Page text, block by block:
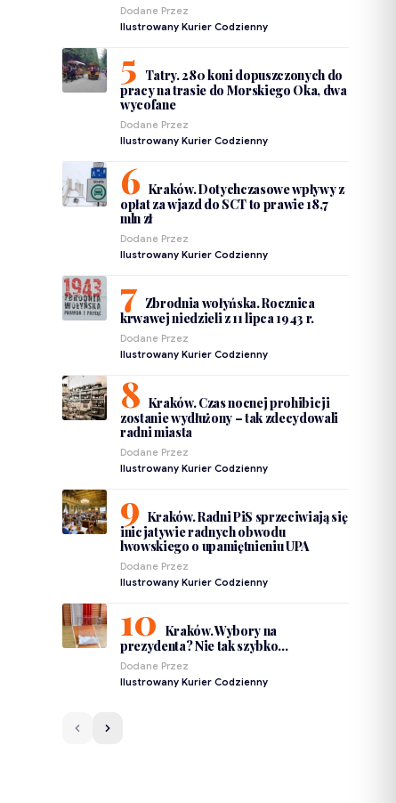
Dodane Przez
Ilustrowany Kurier Codzienny
Tatry. 280 koni dopuszczonych do
pracy na trasie do Morskiego Oka, dwa
wycofane
Dodane Przez
Ilustrowany Kurier Codzienny
Kraków. Dotychczasowe wpływy z
opłat za wjazd do SCT to prawie 18,7
mln zł
Dodane Przez
Ilustrowany Kurier Codzienny
Zbrodnia wołyńska. Rocznica
krwawej niedzieli z 11 lipca 1943 r.
Dodane Przez
Ilustrowany Kurier Codzienny
Kraków. Czas nocnej prohibicji
zostanie wydłużony – tak zdecydowali
radni miasta
Dodane Przez
Ilustrowany Kurier Codzienny
Kraków. Radni PiS sprzeciwiają się
inicjatywie radnych obwodu
lwowskiego o upamiętnieniu UPA
Dodane Przez
Ilustrowany Kurier Codzienny
Kraków. Wybory na
prezydenta? Nie tak szybko…
Dodane Przez
Ilustrowany Kurier Codzienny